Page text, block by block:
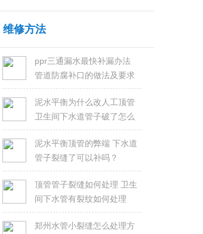
维修方法
ppr三通漏水最快补漏办法
管道防腐补口的做法及要求
泥水平衡为什么改人工顶管
卫生间下水道管子破了怎么
修？
泥水平衡顶管的弊端 下水道
管子裂缝了可以补吗？
顶管管子裂缝如何处理 卫生
间下水管有裂纹如何处理
郑州水管小裂缝怎么处理方